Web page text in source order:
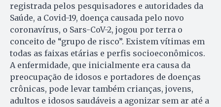
registrada pelos pesquisadores e autoridades da
Saúde, a Covid-19, doença causada pelo novo
coronavírus, o Sars-CoV-2, jogou por terra o
conceito de “grupo de risco”. Existem vítimas em
todas as faixas etárias e perfis socioeconômicos.
A enfermidade, que inicialmente era causa da
preocupação de idosos e portadores de doenças
crônicas, pode levar também crianças, jovens,
adultos e idosos saudáveis a agonizar sem ar até a